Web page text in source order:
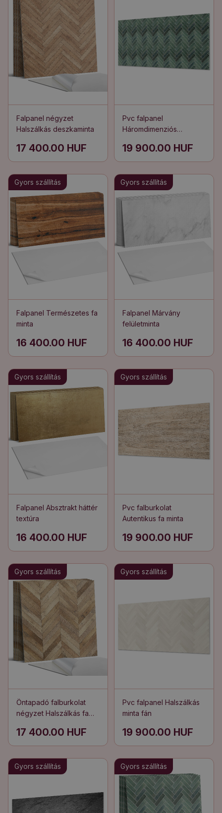
Falpanel négyzet
Halszálkás deszkaminta
17 400.00 HUF
Pvc falpanel
Háromdimenziós
19 900.00 HUF
Gyors szállítás
Falpanel Természetes fa
minta
16 400.00 HUF
Gyors szállítás
Falpanel Márvány
felületminta
16 400.00 HUF
Gyors szállítás
Falpanel Absztrakt háttér
textúra
16 400.00 HUF
Gyors szállítás
Pvc falburkolat
Autentikus fa minta
19 900.00 HUF
Gyors szállítás
Öntapadó falburkolat
négyzet Halszálkás fa
17 400.00 HUF
Gyors szállítás
Pvc falpanel Halszálkás
minta fán
19 900.00 HUF
Gyors szállítás Gyors szállítás